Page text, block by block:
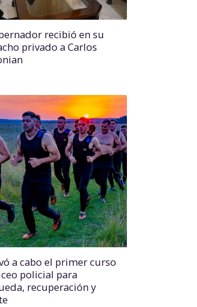
recibió en su
privado a Carlos
a cabo el primer curso
policial para
recuperación y